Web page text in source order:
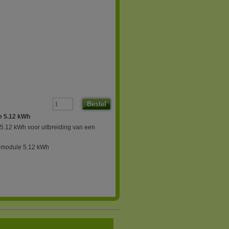
Bestel
5.12 kWh
kWh voor uitbreiding van een
5.12 kWh